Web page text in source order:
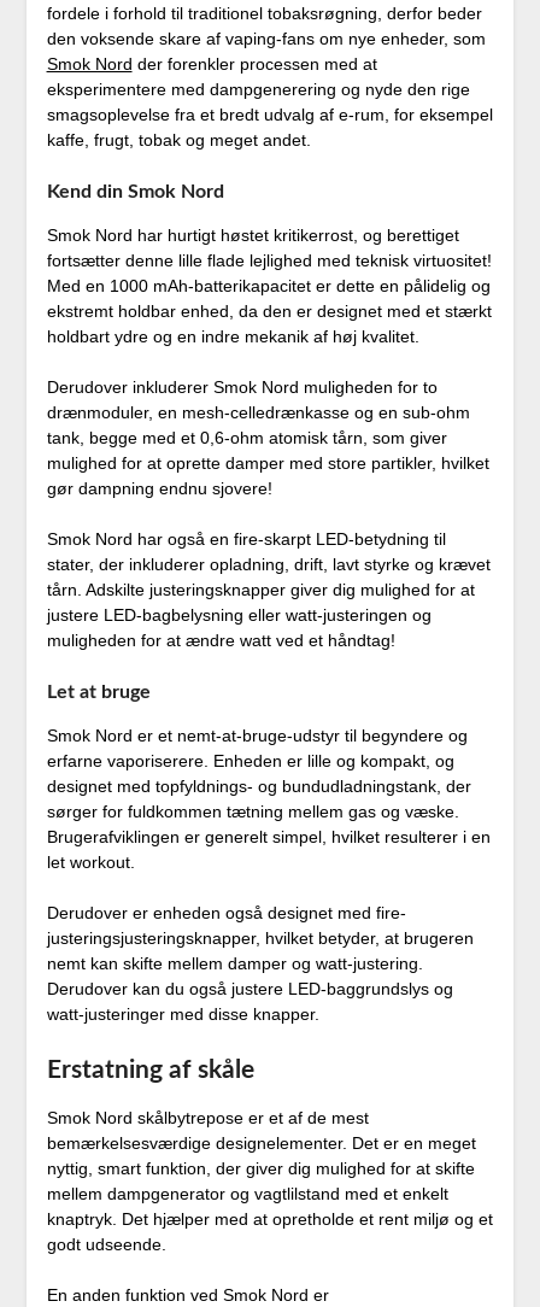
fordele i forhold til traditionel tobaksrøgning, derfor beder
den voksende skare af vaping-fans om nye enheder, som
Smok Nord der forenkler processen med at
eksperimentere med dampgenerering og nyde den rige
smagsoplevelse fra et bredt udvalg af e-rum, for eksempel
kaffe, frugt, tobak og meget andet.
Kend din Smok Nord
Smok Nord har hurtigt høstet kritikerrost, og berettiget
fortsætter denne lille flade lejlighed med teknisk virtuositet!
Med en 1000 mAh-batterikapacitet er dette en pålidelig og
ekstremt holdbar enhed, da den er designet med et stærkt
holdbart ydre og en indre mekanik af høj kvalitet.
Derudover inkluderer Smok Nord muligheden for to
drænmoduler, en mesh-celledrænkasse og en sub-ohm
tank, begge med et 0,6-ohm atomisk tårn, som giver
mulighed for at oprette damper med store partikler, hvilket
gør dampning endnu sjovere!
Smok Nord har også en fire-skarpt LED-betydning til
stater, der inkluderer opladning, drift, lavt styrke og krævet
tårn. Adskilte justeringsknapper giver dig mulighed for at
justere LED-bagbelysning eller watt-justeringen og
muligheden for at ændre watt ved et håndtag!
Let at bruge
Smok Nord er et nemt-at-bruge-udstyr til begyndere og
erfarne vaporiserere. Enheden er lille og kompakt, og
designet med topfyldnings- og bundudladningstank, der
sørger for fuldkommen tætning mellem gas og væske.
Brugerafviklingen er generelt simpel, hvilket resulterer i en
let workout.
Derudover er enheden også designet med fire-
justeringsjusteringsknapper, hvilket betyder, at brugeren
nemt kan skifte mellem damper og watt-justering.
Derudover kan du også justere LED-baggrundslys og
watt-justeringer med disse knapper.
Erstatning af skåle
Smok Nord skålbytrepose er et af de mest
bemærkelsesværdige designelementer. Det er en meget
nyttig, smart funktion, der giver dig mulighed for at skifte
mellem dampgenerator og vagtlilstand med et enkelt
knaptryk. Det hjælper med at opretholde et rent miljø og et
godt udseende.
En anden funktion ved Smok Nord er